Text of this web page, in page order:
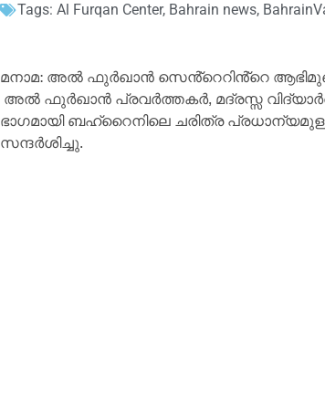
Tags: Al Furqan Center, Bahrain news,
മനാമ: അൽ ഫുർഖാൻ സെൻ്റെറിൻ്റെ
അൽ ഫുർഖാൻ പ്രവർത്തകർ, മദ്രസ്സ
ഭാഗമായി ബഹ്‌റൈനിലെ ചരിത്ര
സന്ദർശിച്ചു.